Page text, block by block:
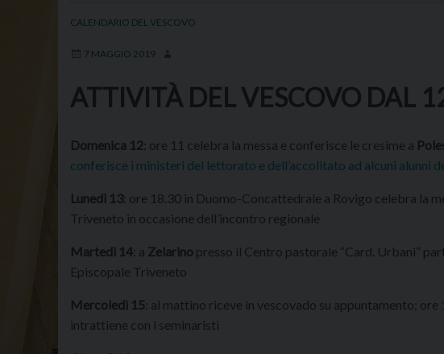
CALENDARIO DEL VESCOVO
7 MAGGIO 2019
ATTIVITÀ DEL VESCOVO DAL
Domenica 12 : ore 11 celebra la messa e conferisce le cresime a
conferisce i ministeri del lettorato e dell’accolitato ad alcuni alunni
Lunedì 13 : ore 18.30 in Duomo-Concattedrale a Rovigo celebra la
Triveneto in occasione dell’incontro regionale
Martedì 14 : a Zelarino presso il Centro pastorale “Card. Urbani”
Episcopale Triveneto
Mercoledì 15 : al mattino riceve in vescovado su appuntamento; ore
intrattiene con i seminaristi